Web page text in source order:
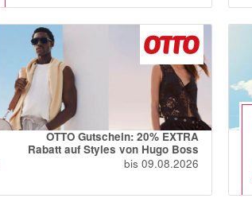
OTTO Gutschein: 20% EXTRA
Rabatt auf Styles von Hugo Boss
bis 09.08.2026